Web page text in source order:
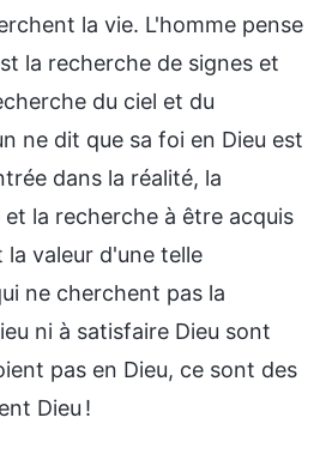
la vie. L'homme pense
la recherche de signes et
du ciel et du
ne dit que sa foi en Dieu est
dans la réalité, la
la recherche à être acquis
la valeur d'une telle
ne cherchent pas la
ni à satisfaire Dieu sont
pas en Dieu, ce sont des
Dieu !